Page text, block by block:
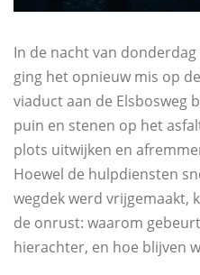
In de nacht van
ging het opnieuw mis op
viaduct aan de Elsbosweg
puin en stenen op het
plots uitwijken en
Hoewel de hulpdiensten
wegdek werd vrijgemaakt,
de onrust: waarom
hierachter, en hoe blijven